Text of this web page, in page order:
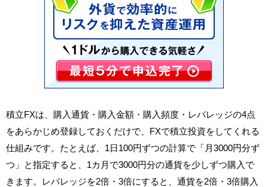
積立FXは、購入通貨・購入金額・購入頻度・レバレッジの4点
をあらかじめ登録しておくだけで、FXで積立投資をしてくれる
仕組みです。たとえば、1日100円ずつの計算で「月3000円分ず
つ」と指定すると、1カ月で3000円分の通貨を少しずつ購入で
きます。レバレッジを2倍・3倍にすると、通貨を2倍・3倍購入